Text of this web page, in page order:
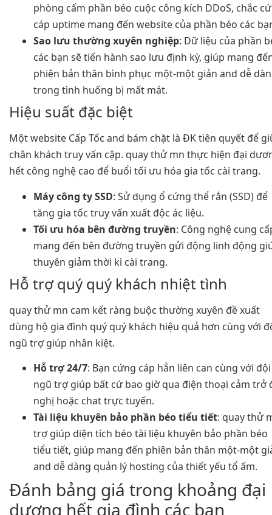
phòng cấm phần béo cuộc công kích DDoS, chắc
cáp uptime mang đến website của phần béo các
Sao lưu thường xuyên nghiệp: Dữ liệu của phần
các bạn sẽ tiến hành sao lưu định kỳ, giúp mang
phiên bản thân bình phục một-một giản and dễ
trong tình huống bị mất mát.
Hiệu suất đặc biệt
Một website Cấp Tốc and bám chặt là ĐK tiên quyết để
chân khách truy vấn cập. quay thử mn thực hiện đại
hết công nghệ cao để buổi tối ưu hóa gia tốc cài trang.
Máy công ty SSD: Sử dụng ổ cứng thể rắn (SSD) để
tăng gia tốc truy vấn xuất độc ác liệu.
Tối ưu hóa bên đường truyền: Công nghệ cung
mang đến bên đường truyền gửi động linh động
thuyên giảm thời kì cài trang.
Hỗ trợ quý quý khách nhiệt tình
quay thử mn cam kết ràng buộc thường xuyên đề xuất
dùng hộ gia đình quý quý khách hiệu quả hơn cùng với
ngũ trợ giúp nhân kiệt.
Hỗ trợ 24/7: Bạn cứng cáp hẳn liên can cùng với đội
ngũ trợ giúp bất cứ bao giờ qua điện thoại cảm trở
nghị hoặc chat trực tuyến.
Tài liệu khuyên bảo phần béo tiểu tiết: quay thử
trợ giúp diện tích béo tài liệu khuyên bảo phần béo
tiểu tiết, giúp mang đến phiên bản thân một-một
and dễ dàng quản lý hosting của thiết yếu tổ ấm.
Đánh bảng giá trong khoảng đại
dương hết gia đình các bạn